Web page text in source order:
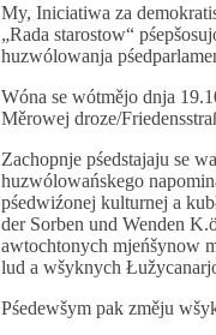
My, Iniciatiwa za
„Rada starostow“
huzwólowanja
Wóna se wótmějo dnja
Měrowej droze/
Zachopnje pśedstajaju se
huzwólowańskego
pśedwiźonej kulturnej a
der Sorben und Wenden
awtochtonych mjeńšynow
lud a wšyknych
Pśedewšym pak změju